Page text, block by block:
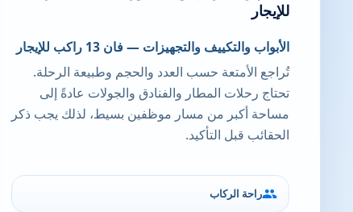
للإيجار
الأبواب والتكييف والتجهيزات — فان 13 راكب للإيجار
تُراجع الأمتعة حسب العدد والحجم وطبيعة الرحلة.
تحتاج رحلات المطار والفنادق والجولات عادةً إلى
مساحة أكبر من مسار موظفين بسيط، لذلك يجب ذكر
الحقائب قبل التأكيد.
راحة الركاب